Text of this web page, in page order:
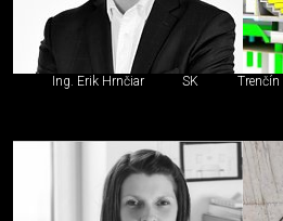
Ing. Erik Hrnčiar SK Trenčín